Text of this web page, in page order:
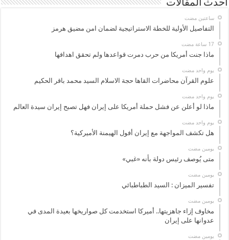
أحدث المقالات
‏ساعتين مضت
التفاصيل الأولية للخطة الاستراتيجية لضمان امن مضيق هرمز
ماذا جنت أمريكا من حرب دمرت قواعدها ولم تحقق اهدافها
‏يوم واحد مضت
علوم القرآن محاضرات القاها حجة الاسلام السيد محمد باقر الحكيم
‏يوم واحد مضت
ماذا لو أعلن عن فشل حملة أمريكا على إيران فهل تصبح إيران سيدة العالم
‏يوم واحد مضت
هل تكشف المواجهة مع إيران أفول الهيمنة الأميركية؟
‏يومين مضت
متى يُوصف رئيس دولة بأنه «غبي»
‏يومين مضت
تفسير الميزان : السيد الطباطبائي
‏يومين مضت
مخاوف إزاء جاهزيتها.. أميركا استخدمت كل صواريخها بعيدة المدى في
عدوانها على إيران
‏يومين مضت